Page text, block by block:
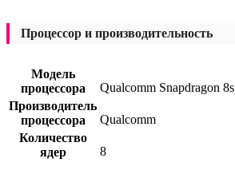
Процессор и производительность
Модель
процессора
Qualcomm Snapdragon
Производитель
процессора
Qualcomm
Количество
ядер
8